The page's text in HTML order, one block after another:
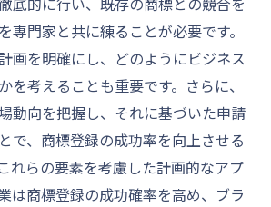
専門家と共に練ることが必要です。
画を明確にし、どのようにビジネス
を考えることも重要です。さらに、
動向を把握し、それに基づいた申請
で、商標登録の成功率を向上させる
れらの要素を考慮した計画的なアプ
は商標登録の成功確率を高め、ブラ